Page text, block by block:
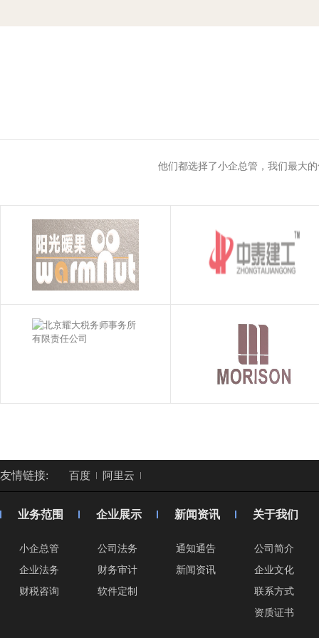
他们都选择了小企总管，我们最大
友情链接: 百度 阿里云
业务范围
小企总管
企业法务
财税咨询
企业展示
公司法务
财务审计
软件定制
新闻资讯
通知通告
新闻资讯
关于我们
公司简介
企业文化
联系方式
资质证书